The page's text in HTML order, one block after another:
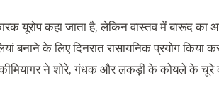
यूरोप कहा जाता है, लेकिन वास्तव में बारूद का
बनाने के लिए दिनरात रासायनिक प्रयोग
ने शोरे, गंधक और लकड़ी के कोयले के चूरे